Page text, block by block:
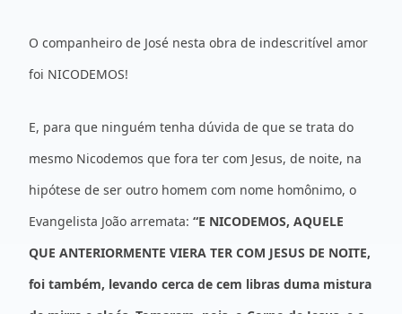
O companheiro de José nesta obra de indescritível amor
foi NICODEMOS!
E, para que ninguém tenha dúvida de que se trata do
mesmo Nicodemos que fora ter com Jesus, de noite, na
hipótese de ser outro homem com nome homônimo, o
Evangelista João arremata: “E NICODEMOS, AQUELE
QUE ANTERIORMENTE VIERA TER COM JESUS DE NOITE,
foi também, levando cerca de cem libras duma mistura